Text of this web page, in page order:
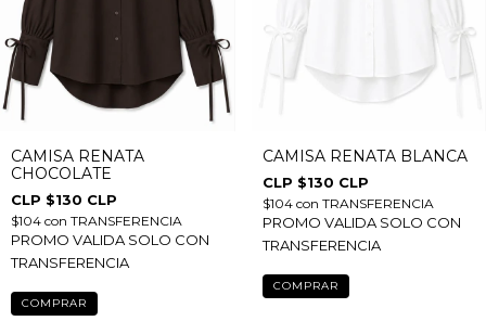
CAMISA RENATA
CHOCOLATE
$130 CLP
$104 con TRANSFERENCIA
PROMO VALIDA SOLO CON
TRANSFERENCIA
COMPRAR
CAMISA RENATA BLANCA
$130 CLP
$104 con TRANSFERENCIA
PROMO VALIDA SOLO CON
TRANSFERENCIA
COMPRAR